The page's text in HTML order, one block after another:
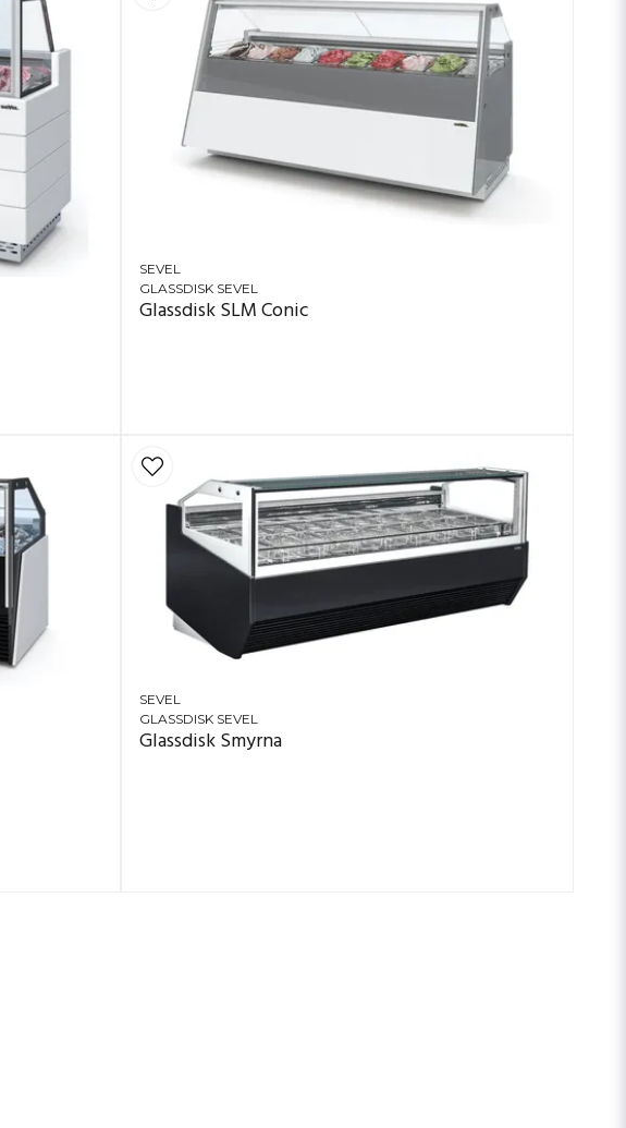
SEVEL
GLASSDISK SEVEL
Glassdisk SLM Conic
SEVEL
GLASSDISK SEVEL
Glassdisk Smyrna